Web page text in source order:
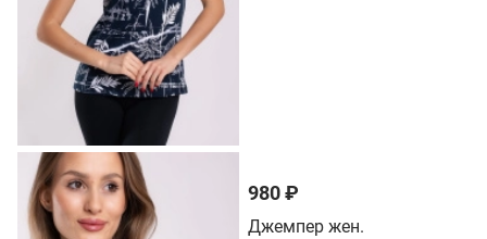
980 ₽
Джемпер жен.